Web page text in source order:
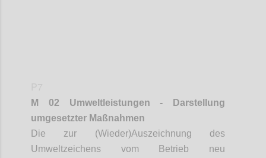
M 02 Umweltleistungen - Darstellung
umgesetzter Maßnahmen
Die zur (Wieder)Auszeichnung des
Umweltzeichens vom Betrieb neu